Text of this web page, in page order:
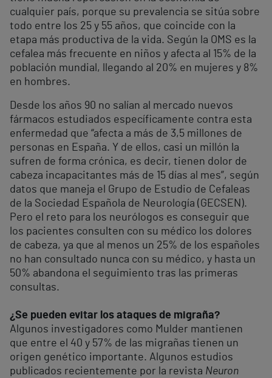
cualquier país, porque su prevalencia se sitúa sobre
todo entre los 25 y 55 años, que coincide con la
etapa más productiva de la vida. Según la OMS es la
cefalea más frecuente en niños y afecta al 15% de la
población mundial, llegando al 20% en mujeres y 8%
en hombres.
Desde los años 90 no salían al mercado nuevos
fármacos estudiados específicamente contra esta
enfermedad que “afecta a más de 3,5 millones de
personas en España. Y de ellos, casi un millón la
sufren de forma crónica, es decir, tienen dolor de
cabeza incapacitantes más de 15 días al mes”, según
datos que maneja el Grupo de Estudio de Cefaleas
de la Sociedad Española de Neurología (GECSEN).
Pero el reto para los neurólogos es conseguir que
los pacientes consulten con su médico los dolores
de cabeza, ya que al menos un 25% de los españoles
no han consultado nunca con su médico, y hasta un
50% abandona el seguimiento tras las primeras
consultas.
¿Se pueden evitar los ataques de migraña?
Algunos investigadores como Mulder mantienen
que entre el 40 y 57% de las migrañas tienen un
origen genético importante. Algunos estudios
publicados recientemente por la revista Neuron